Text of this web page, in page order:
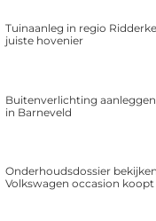
Tuinaanleg in regio
juiste hovenier
Buitenverlichting
in Barneveld
Onderhoudsdossier
Volkswagen occasion koopt